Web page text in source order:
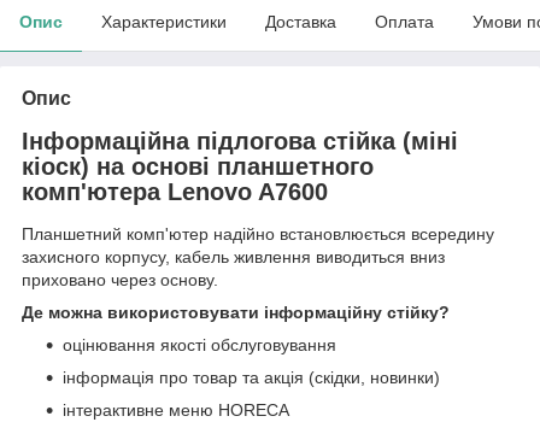
Опис Характеристики Доставка Оплата Умови
Опис
Інформаційна підлогова стійка (міні
кіоск) на основі планшетного
комп'ютера Lenovo A7600
Планшетний комп'ютер надійно встановлюється всередину
захисного корпусу, кабель живлення виводиться вниз
приховано через основу.
Де можна використовувати інформаційну стійку?
оцінювання якості обслуговування
інформація про товар та акція (скідки, новинки)
інтерактивне меню HORECA